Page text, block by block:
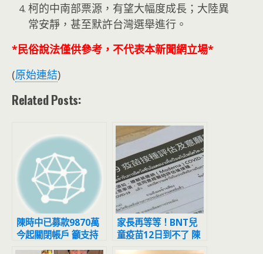
柯的中南部票源，有望大幅度成長；大陸異
常安靜，甚至默許台灣選舉進行。
*民俗說法僅供參考，不代表本新聞網立場*
(原始連結)
Related Posts:
陳時中已募款9870萬
今起關閉帳戶 籲支持
者固票、催票
家長再等等！BNT兒
童疫苗12日到不了 陳
時中曝原因